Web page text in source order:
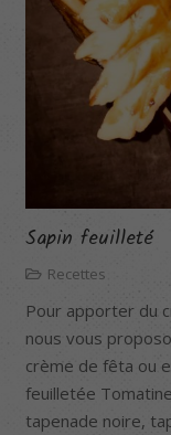
Sapin feuilleté
Recettes
Pour apporter du
nous vous
crème de fêta ou
feuilletée
tapenade noire,